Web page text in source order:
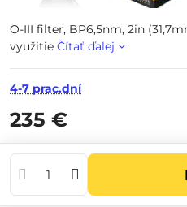
O-III filter, BP6,5nm, 2in
využitie Čítať ďalej
4-7 prac.dní
235 €